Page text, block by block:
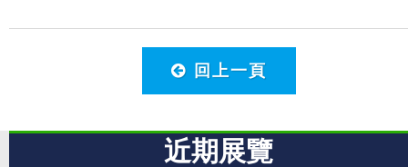
回上一頁
近期展覽